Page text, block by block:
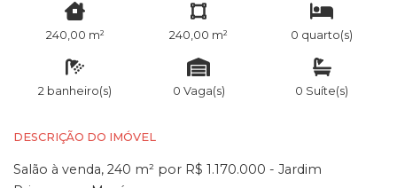
240,00 m² 240,00 m² 0 quarto(s)
2 banheiro(s) 0 Vaga(s) 0 Suíte(s)
DESCRIÇÃO DO IMÓVEL
Salão à venda, 240 m² por R$ 1.170.000 - Jardim